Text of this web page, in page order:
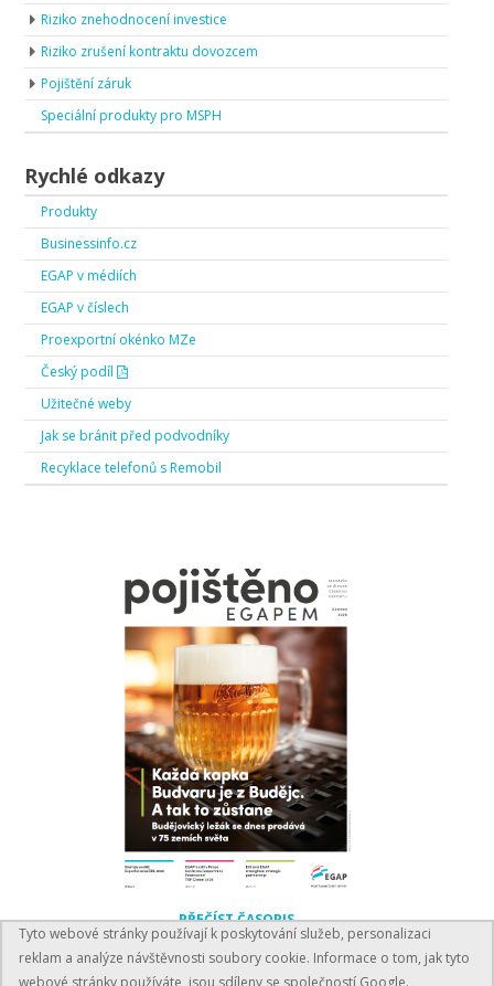
Riziko znehodnocení investice
Riziko zrušení kontraktu dovozcem
Pojištění záruk
Speciální produkty pro MSPH
Rychlé odkazy
Produkty
Businessinfo.cz
EGAP v médiích
EGAP v číslech
Proexportní okénko MZe
Český podíl
Užitečné weby
Jak se bránit před podvodníky
Recyklace telefonů s Remobil
PŘEČÍST ČASOPIS
Tyto webové stránky používají k poskytování služeb, personalizaci
reklam a analýze návštěvnosti soubory cookie. Informace o tom, jak tyto
webové stránky používáte, jsou sdíleny se společností Google.